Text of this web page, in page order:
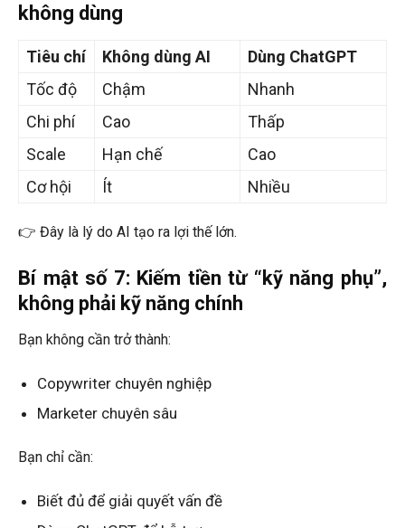
không dùng
Tiêu chí Không dùng AI
Dùng ChatGPT
Tốc độ
Chậm
Nhanh
Chi phí
Cao
Thấp
Scale
Hạn chế
Cao
Cơ hội
Ít Nhiều
👉 Đây là lý do AI tạo ra lợi thế lớn.
Bí mật số 7: Kiếm tiền từ “kỹ năng phụ”,
không phải kỹ năng chính
Bạn không cần trở thành:
Copywriter chuyên nghiệp
Marketer chuyên sâu
Bạn chỉ cần:
Biết đủ để giải quyết vấn đề